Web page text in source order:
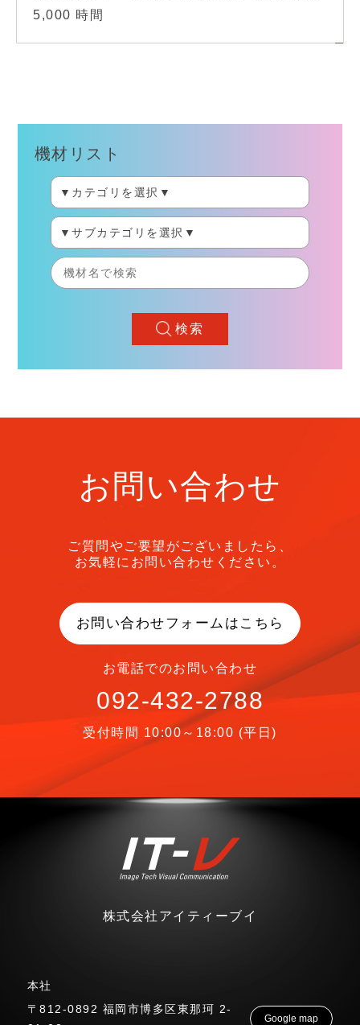
5,000 時間
機材リスト
検索
お問い合わせ
ご質問やご要望がございましたら、
お気軽にお問い合わせください。
お問い合わせフォームはこちら
お電話でのお問い合わせ
092-432-2788
受付時間 10:00～18:00 (平日)
株式会社アイティーブイ
本社
〒812-0892 福岡市博多区東那珂 2-
Google map